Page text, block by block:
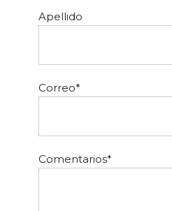
Apellido
Correo*
Comentarios*